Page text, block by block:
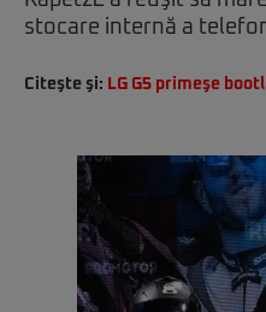
stocare internă a
Citeşte şi: LG G5 primeşe